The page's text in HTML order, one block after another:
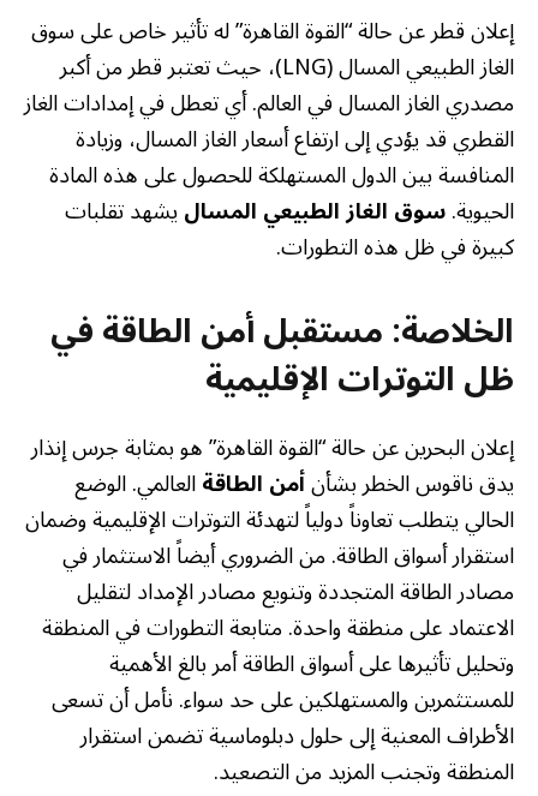
إعلان قطر عن حالة “القوة القاهرة” له تأثير خاص على سوق
الغاز الطبيعي المسال (LNG)، حيث تعتبر قطر من أكبر
مصدري الغاز المسال في العالم. أي تعطل في إمدادات الغاز
القطري قد يؤدي إلى ارتفاع أسعار الغاز المسال، وزيادة
المنافسة بين الدول المستهلكة للحصول على هذه المادة
الحيوية.سوق الغاز الطبيعي المساليشهد تقلبات
كبيرة في ظل هذه التطورات.
الخلاصة: مستقبل أمن الطاقة في
ظل التوترات الإقليمية
إعلان البحرين عن حالة “القوة القاهرة” هو بمثابة جرس إنذار
يدق ناقوس الخطر بشأنأمن الطاقةالعالمي. الوضع
الحالي يتطلب تعاوناً دولياً لتهدئة التوترات الإقليمية وضمان
استقرار أسواق الطاقة. من الضروري أيضاً الاستثمار في
مصادر الطاقة المتجددة وتنويع مصادر الإمداد لتقليل
الاعتماد على منطقة واحدة. متابعة التطورات في المنطقة
وتحليل تأثيرها على أسواق الطاقة أمر بالغ الأهمية
للمستثمرين والمستهلكين على حد سواء. نأمل أن تسعى
الأطراف المعنية إلى حلول دبلوماسية تضمن استقرار
المنطقة وتجنب المزيد من التصعيد.